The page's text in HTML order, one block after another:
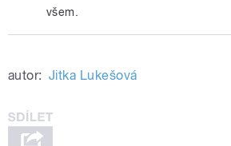
všem.
autor: Jitka Lukešová